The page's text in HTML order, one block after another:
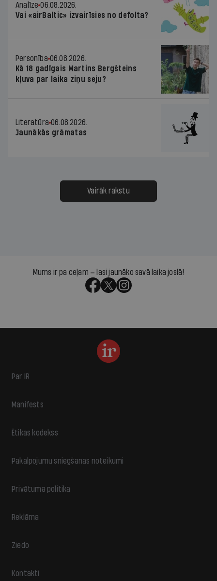
Analīze 06.08.2026.
Vai «airBaltic» izvairīsies no defolta?
Personība 06.08.2026.
Kā 18 gadīgais Martins Bergšteins
kļuva par laika ziņu seju?
Literatūra 06.08.2026.
Jaunākās grāmatas
Vairāk rakstu
Mums ir pa ceļam — lasi jaunāko savā laika joslā!
Par IR
Manifests
Ētikas kodekss
Pakalpojumu sniegšanas noteikumi
Privātuma politika
Reklāma
Ziedo
Kontakti